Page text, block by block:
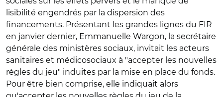
lisibilité engendrés par la dispersion des
financements. Présentant les grandes lignes du FIR
en janvier dernier, Emmanuelle Wargon, la secrétaire
générale des ministères sociaux, invitait les acteurs
sanitaires et médicosociaux à "accepter les nouvelles
règles du jeu" induites par la mise en place du fonds.
Pour être bien comprise, elle indiquait alors